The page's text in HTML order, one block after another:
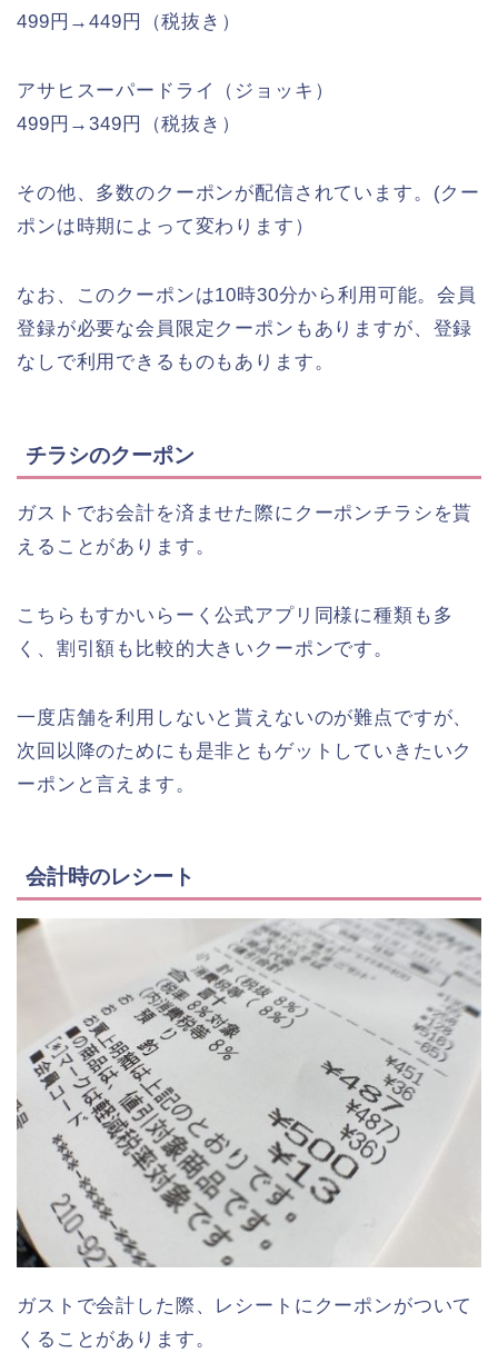
499円→449円（税抜き）
アサヒスーパードライ（ジョッキ）
499円→349円（税抜き）
その他、多数のクーポンが配信されています。(クー
ポンは時期によって変わります）
なお、このクーポンは10時30分から利用可能。会員
登録が必要な会員限定クーポンもありますが、登録
なしで利用できるものもあります。
チラシのクーポン
ガストでお会計を済ませた際にクーポンチラシを貰
えることがあります。
こちらもすかいらーく公式アプリ同様に種類も多
く、割引額も比較的大きいクーポンです。
一度店舗を利用しないと貰えないのが難点ですが、
次回以降のためにも是非ともゲットしていきたいク
ーポンと言えます。
会計時のレシート
ガストで会計した際、レシートにクーポンがついて
くることがあります。